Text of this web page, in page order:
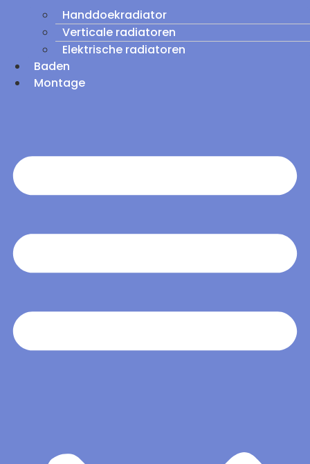
Handdoekradiator
Verticale radiatoren
Elektrische radiatoren
Baden
Montage